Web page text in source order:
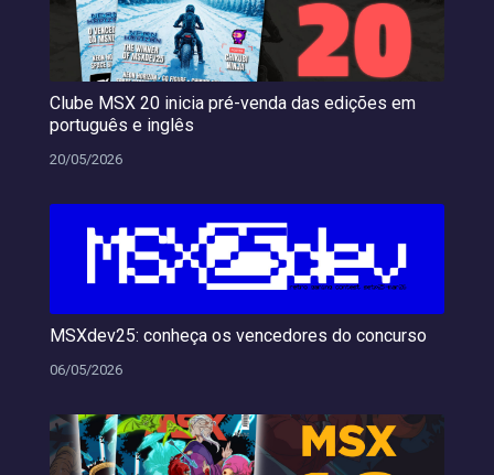
Clube MSX 20 inicia pré-venda das edições em
português e inglês
20/05/2026
MSXdev25: conheça os vencedores do concurso
06/05/2026